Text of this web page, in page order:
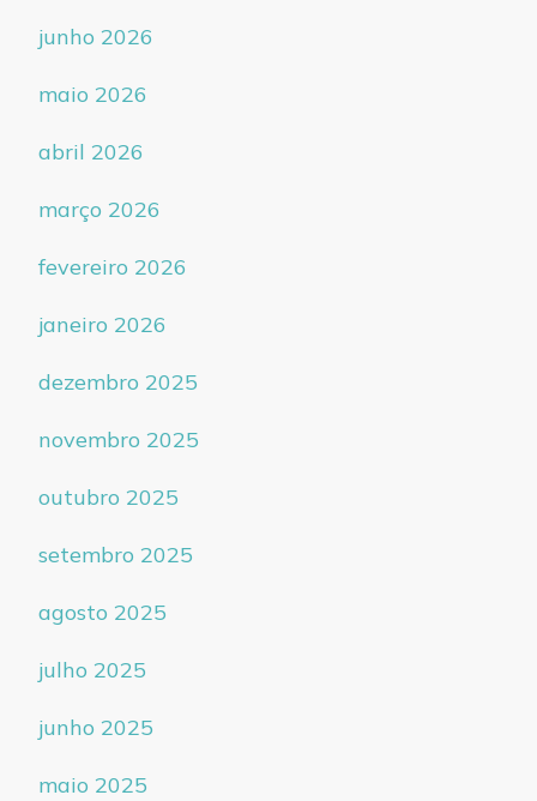
junho 2026
maio 2026
abril 2026
março 2026
fevereiro 2026
janeiro 2026
dezembro 2025
novembro 2025
outubro 2025
setembro 2025
agosto 2025
julho 2025
junho 2025
maio 2025